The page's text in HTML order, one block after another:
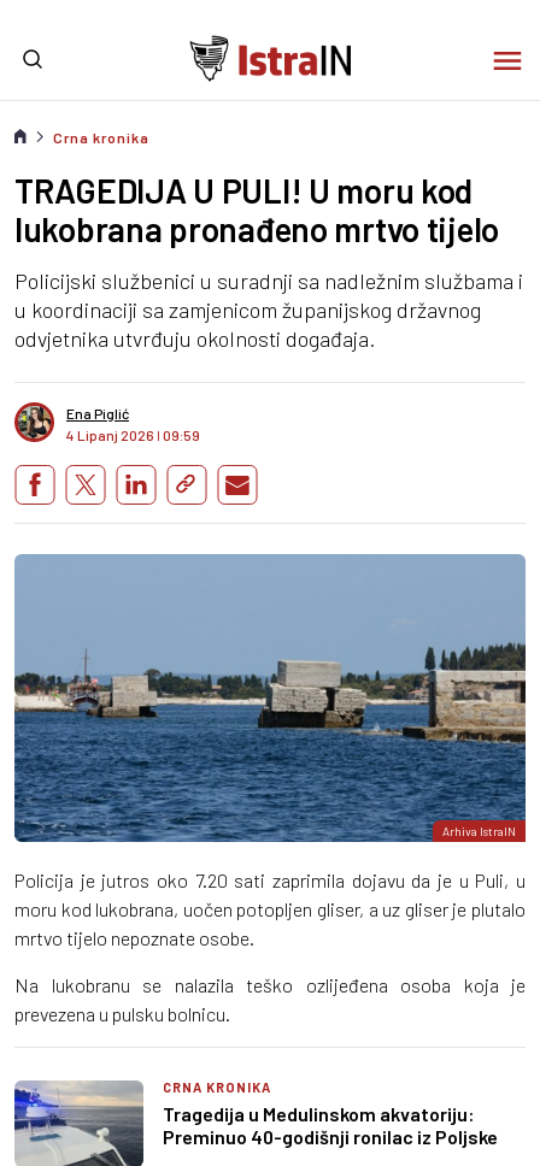
Crna kronika
TRAGEDIJA U PULI! U moru kod
lukobrana pronađeno mrtvo tijelo
Policijski službenici u suradnji sa nadležnim službama i
u koordinaciji sa zamjenicom županijskog državnog
odvjetnika utvrđuju okolnosti događaja.
Ena Piglić
4 Lipanj 2026 I 09:59
Arhiva IstraIN
Policija je jutros oko 7.20 sati zaprimila dojavu da je u Puli, u
moru kod lukobrana, uočen potopljen gliser, a uz gliser je plutalo
mrtvo tijelo nepoznate osobe.
Na lukobranu se nalazila teško ozlijeđena osoba koja je
prevezena u pulsku bolnicu.
CRNA KRONIKA
Tragedija u Medulinskom akvatoriju:
Preminuo 40-godišnji ronilac iz Poljske